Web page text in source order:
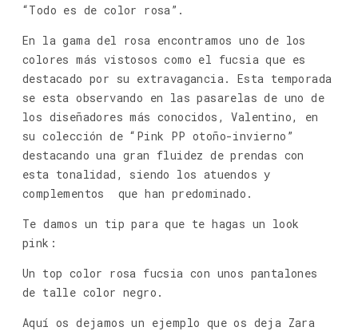
“Todo es de color rosa”.
En la gama del rosa encontramos uno de los
colores más vistosos como el fucsia que es
destacado por su extravagancia. Esta temporada
se esta observando en las pasarelas de uno de
los diseñadores más conocidos, Valentino, en
su colección de “Pink PP otoño-invierno”
destacando una gran fluidez de prendas con
esta tonalidad, siendo los atuendos y
complementos
que han predominado.
Te damos un tip para que te hagas un look
pink:
Un top color rosa fucsia con unos pantalones
de talle color negro.
Aquí os dejamos un ejemplo que os deja Zara